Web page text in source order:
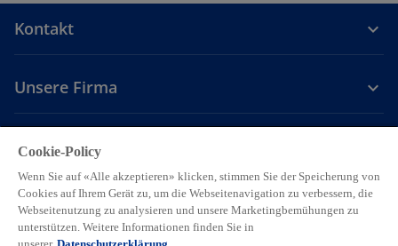
Kontakt
Unsere Firma
Karriere
w
i
r
w
i
r
w
i
r
w
i
w
i
LegalPrivacyAccessibilityHilfeCookie Einstellungen
Cookie-Policy
Wenn Sie auf «Alle akzeptieren» klicken, stimmen Sie der Speicherung von
Cookies auf Ihrem Gerät zu, um die Webseitenavigation zu verbessern, die
Webseitenutzung zu analysieren und unsere Marketingbemühungen zu
unterstützen. Weitere Informationen finden Sie in